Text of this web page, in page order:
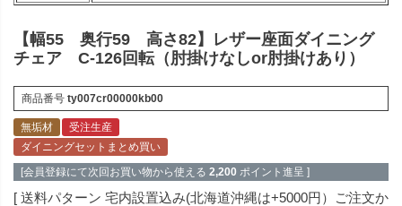
【幅55 奥行59 高さ82】レザー座面ダイニング
チェア C-126回転（肘掛けなしor肘掛けあり）
商品番号 ty007cr00000kb00
無垢材
受注生産
ダイニングセットまとめ買い
[会員登録にて次回お買い物から使える 2,200 ポイント進呈 ]
送料パターン 宅内設置込み(北海道沖縄は+5000円）ご注文か